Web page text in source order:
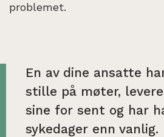
problemet.
En av dine ansatte
stille på møter,
sine for sent og har
sykedager enn